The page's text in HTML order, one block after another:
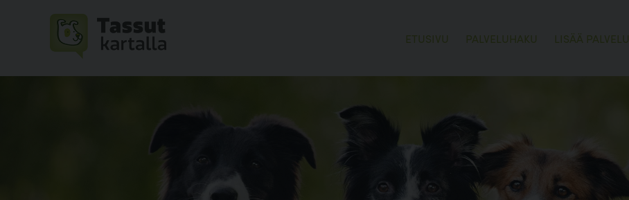
ETUSIVU PALVELUHAKU LISÄÄ PALVELU